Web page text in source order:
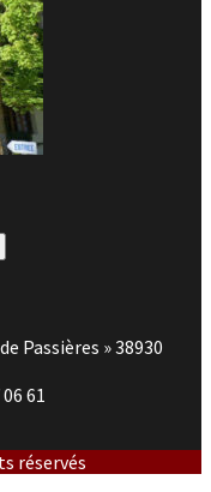
Passières » 38930
61
réservés